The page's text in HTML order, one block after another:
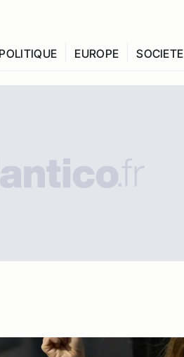
EUROPE SOCIETE